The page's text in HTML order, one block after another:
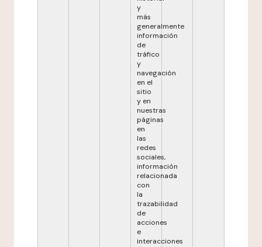
y
más
generalmente
información
de
tráfico
y
navegación
en el
sitio
y en
nuestras
páginas
en
las
redes
sociales,
información
relacionada
con
la
trazabilidad
de
acciones
e
interacciones